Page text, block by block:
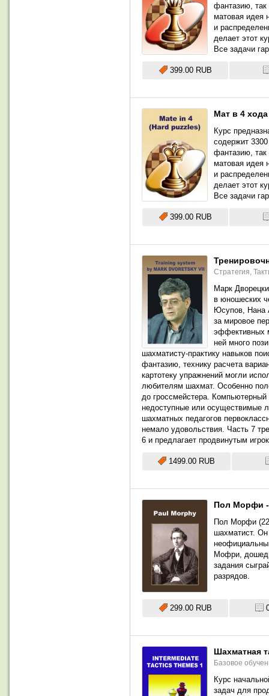
фантазию, так
матовая идея
и
делает этот
Все задачи
399.00 RUB
Мат в 4
Курс
содержит
фантазию, так
матовая идея
и
делает этот
Все задачи
399.00 RUB
Стратегия,
Марк
в юношеских
Юсупов, Нана
за мировое
эффективных
ней много
шахматисту-практику навыков
фантазию, технику расчета
картотеку упражнений могли
любителям шахмат. Особенно
до гроссмейстера.
недоступные или осуществимые
шахматных педагогов
немало удовольствия. Часть 7
6 и предлагает продвинутым
1499.00 RUB
Пол Морфи
Пол Морфи
шахматист. Он
Мофри,
задания
разрядов.
299.00 RUB
Шахматная
Базовое
Курс
задач для